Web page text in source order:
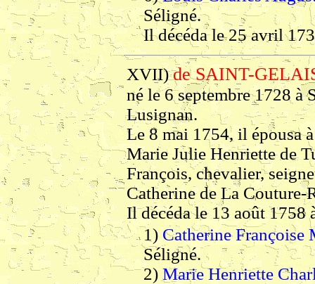
Séligné.
Il décéda le 25 avril
XVII)de SAINT-
né le 6 septembre 1728 à
Lusignan.
Le 8 mai 1754, il épousa
Marie Julie Henriette de
François, chevalier,
Catherine de La Couture-
Il décéda le 13 août 1758
1) Catherine Françoise
Séligné.
2) Marie Henriette